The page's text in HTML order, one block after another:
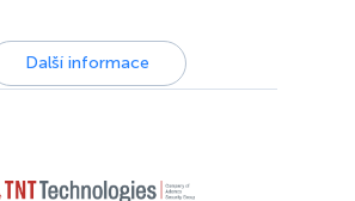
Další informace